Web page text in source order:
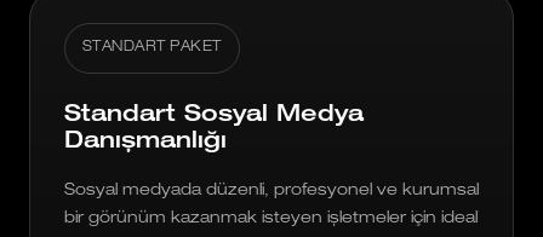
STANDART PAKET
Standart Sosyal Medya
Danışmanlığı
Sosyal medyada düzenli, profesyonel ve kurumsal
bir görünüm kazanmak isteyen işletmeler için ideal